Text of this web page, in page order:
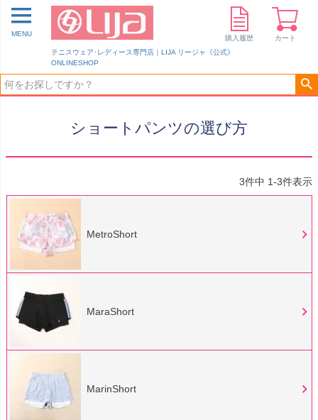
テニスウェア･レディース専門店｜LIJA リージャ《公式》
ONLINESHOP
MENU
購入履歴 カート
ショートパンツの選び方
3件中 1-3件表示
MetroShort
MaraShort
MarinShort